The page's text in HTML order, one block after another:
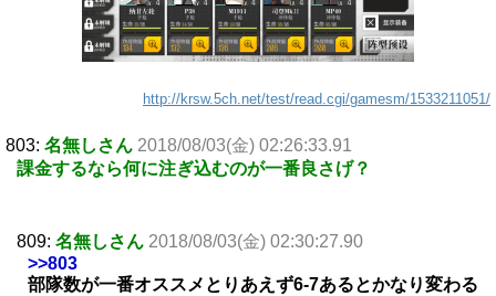
http://krsw.5ch.net/test/read.cgi/gamesm/1533211051/
803: 名無しさん 2018/08/03(金) 02:26:33.91
課金するなら何に注ぎ込むのが一番良さげ？
809: 名無しさん 2018/08/03(金) 02:30:27.90
>>803
部隊数が一番オススメとりあえず6-7あるとかなり変わる